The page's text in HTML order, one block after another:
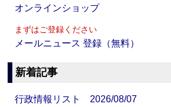
オンラインショップ
まずはご登録ください
メールニュース 登録（無料）
新着記事
行政情報リスト 2026/08/07